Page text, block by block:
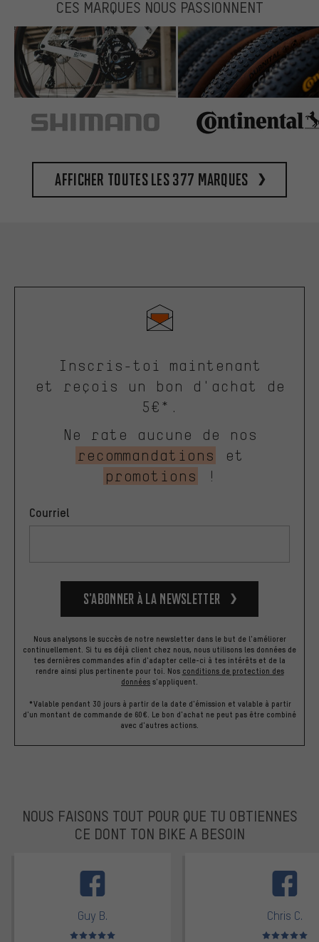
CES MARQUES NOUS PASSIONNENT
Afficher toutes les 377 marques
Inscris-toi maintenant
et reçois un bon d'achat de
5€*.
Ne rate aucune de nos
recommandations
et
promotions
!
Courriel
S’abonner à la newsletter
Nous analysons le succès de notre newsletter dans le but de l'améliorer
continuellement. Si tu es déjà client chez nous, nous utilisons les données de
tes dernières commandes afin d'adapter celle-ci à tes intérêts et de la
rendre ainsi plus pertinente pour toi. Nos conditions de protection des
données s'appliquent.
*Valable pendant 30 jours à partir de la date d'émission et valable à partir
d'un montant de commande de 60€. Le bon d'achat ne peut pas être combiné
avec d'autres actions.
NOUS FAISONS TOUT POUR QUE TU OBTIENNES
CE DONT TON BIKE A BESOIN
Guy B.
Note moyenne : 5 sur 5
Chris C.
Note moyenne :